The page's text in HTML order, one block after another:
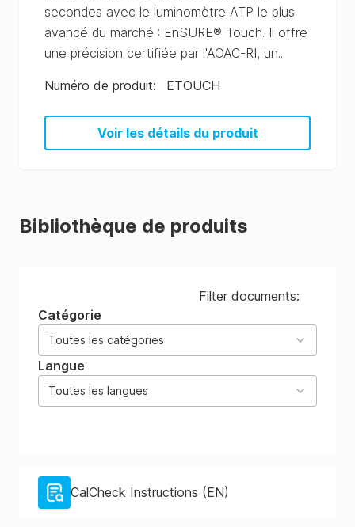
secondes avec le luminomètre ATP le plus
avancé du marché : EnSURE® Touch. Il offre
une précision certifiée par l'AOAC-RI, un...
Numéro de produit: ETOUCH
Voir les détails du produit
Bibliothèque de produits
Filter documents:
Catégorie
Toutes les catégories
Langue
Toutes les langues
CalCheck Instructions (EN)